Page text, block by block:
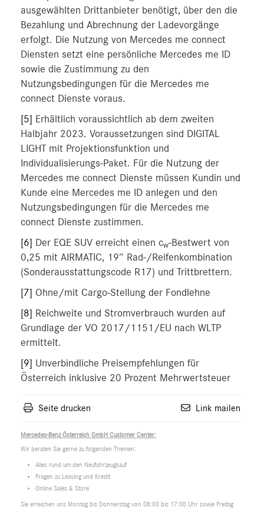
ausgewählten Drittanbieter benötigt, über den die
Bezahlung und Abrechnung der Ladevorgänge
erfolgt. Die Nutzung von Mercedes me connect
Diensten setzt eine persönliche Mercedes me ID
sowie die Zustimmung zu den
Nutzungsbedingungen für die Mercedes me
connect Dienste voraus.
[5] Erhältlich voraussichtlich ab dem zweiten
Halbjahr 2023. Voraussetzungen sind DIGITAL
LIGHT mit Projektionsfunktion und
Individualisierungs-Paket. Für die Nutzung der
Mercedes me connect Dienste müssen Kundin und
Kunde eine Mercedes me ID anlegen und den
Nutzungsbedingungen für die Mercedes me
connect Dienste zustimmen.
[6] Der EQE SUV erreicht einen cw-Bestwert von
0,25 mit AIRMATIC, 19″ Rad-/Reifenkombination
(Sonderausstattungscode R17) und Trittbrettern.
[7] Ohne/mit Cargo-Stellung der Fondlehne
[8] Reichweite und Stromverbrauch wurden auf
Grundlage der VO 2017/1151/EU nach WLTP
ermittelt.
[9] Unverbindliche Preisempfehlungen für
Österreich inklusive 20 Prozent Mehrwertsteuer
Seite drucken Link mailen
Mercedes-Benz Österreich GmbH Customer Center:
Wir beraten Sie gerne zu folgenden Themen:
Alles rund um den Neufahrzeugkauf
Fragen zu Leasing und Kredit
Online Sales & Store
Sie erreichen uns Montag bis Donnerstag von 08:00 bis 17:00 Uhr sowie Freitag